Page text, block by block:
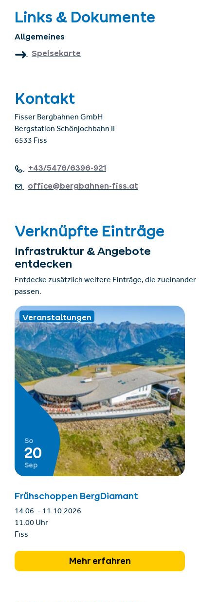
Links & Dokumente
Allgemeines
Speisekarte
Kontakt
Fisser Bergbahnen GmbH
Bergstation Schönjochbahn II
6533 Fiss
+43/5476/6396-921
office@bergbahnen-fiss.at
Verknüpfte Einträge
Infrastruktur & Angebote
entdecken
Entdecke zusätzlich weitere Einträge, die zueinander
passen.
Veranstaltungen
So
20
Sep
Frühschoppen BergDiamant
14.06. - 11.10.2026
11.00 Uhr
Fiss
Mehr erfahren